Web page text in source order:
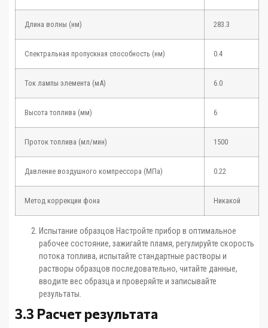
Длина волны (нм) 283.3
Спектральная пропускная способность (нм) 0.4
Ток лампы элемента (мА) 6.0
Высота топлива (мм) 6
Проток топлива (мл/мин) 1500
Давление воздушного компрессора (МПа) 0.22
Метод коррекции фона Никакой
Испытание образцов Настройте прибор в оптимальное
рабочее состояние, зажигайте пламя, регулируйте скорость
потока топлива, испытайте стандартные растворы и
растворы образцов последовательно, читайте данные,
вводите вес образца и проверяйте и записывайте
результаты.
3.3 Расчет результата